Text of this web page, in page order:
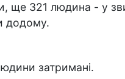
ще 321 людина - у
додому.
затримані.